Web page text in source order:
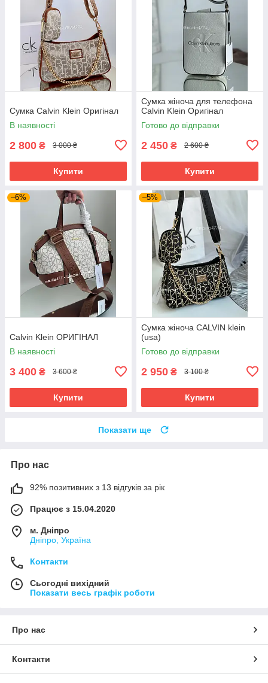
Сумка Calvin Klein Оригінал
В наявності
2 800 ₴ 3 000 ₴
Купити
Сумка жіноча для телефона
Calvin Klein Оригінал
Готово до відправки
2 450 ₴ 2 600 ₴
Купити
–6%
Calvin Klein ОРИГІНАЛ
В наявності
3 400 ₴ 3 600 ₴
Купити
–5%
Сумка жіноча CALVIN klein
(usa)
Готово до відправки
2 950 ₴ 3 100 ₴
Купити
Показати ще
Про нас
92% позитивних з 13 відгуків за рік
Працює з 15.04.2020
м. Дніпро
Дніпро, Україна
Контакти
Сьогодні вихідний
Показати весь графік роботи
Про нас
Контакти